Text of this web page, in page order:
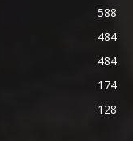
588
484
484
174
128